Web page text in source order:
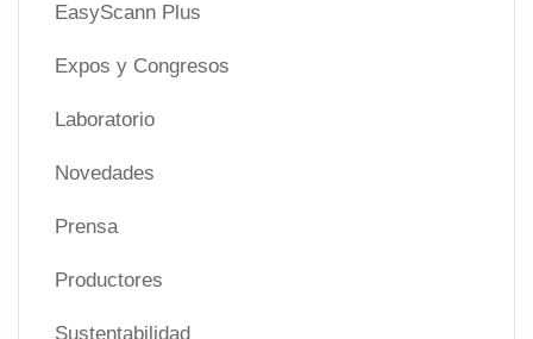
EasyScann Plus
Expos y Congresos
Laboratorio
Novedades
Prensa
Productores
Sustentabilidad